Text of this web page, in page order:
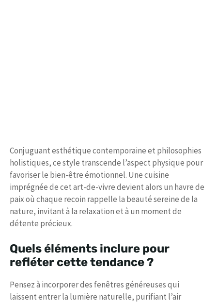
Conjuguant esthétique contemporaine et philosophies
holistiques, ce style transcende l’aspect physique pour
favoriser le bien-être émotionnel. Une cuisine
imprégnée de cet art-de-vivre devient alors un havre de
paix où chaque recoin rappelle la beauté sereine de la
nature, invitant à la relaxation et à un moment de
détente précieux.
Quels éléments inclure pour
refléter cette tendance ?
Pensez à incorporer des fenêtres généreuses qui
laissent entrer la lumière naturelle, purifiant l’air